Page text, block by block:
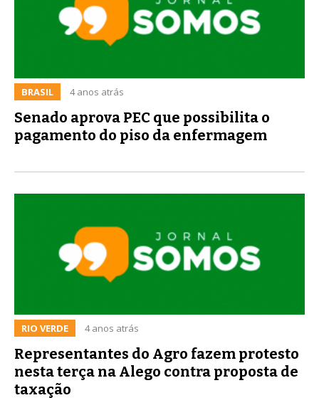
BRASIL 4 anos atrás
Senado aprova PEC que possibilita o
pagamento do piso da enfermagem
RIO VERDE 4 anos atrás
Representantes do Agro fazem protesto
nesta terça na Alego contra proposta de
taxação